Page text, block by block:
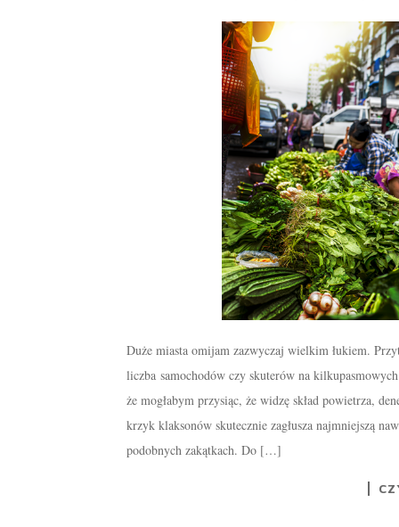
Duże miasta omijam zazwyczaj wielkim łukiem.
liczba samochodów czy skuterów na
że mogłabym przysiąc, że widzę skład powietrza,
krzyk klaksonów skutecznie zagłusza najmniejszą
podobnych zakątkach. Do […]